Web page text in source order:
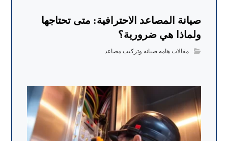
صيانة المصاعد الاحترافية: متى تحتاجها
ولماذا هي ضرورية؟
مقالات هامه صيانه وتركيب مصاعد